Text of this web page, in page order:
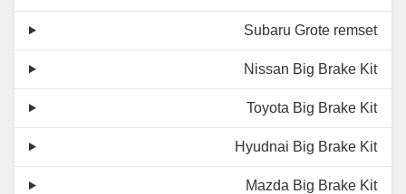
Subaru Grote remset
Nissan Big Brake Kit
Toyota Big Brake Kit
Hyudnai Big Brake Kit
Mazda Big Brake Kit